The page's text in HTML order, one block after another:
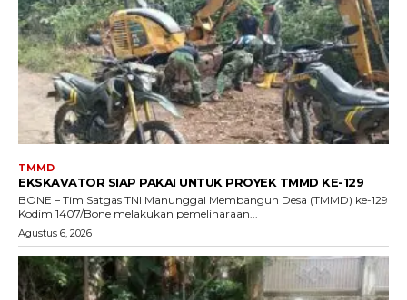
TMMD
EKSKAVATOR SIAP PAKAI UNTUK PROYEK TMMD KE-129
BONE – Tim Satgas TNI Manunggal Membangun Desa (TMMD) ke-129
Kodim 1407/Bone melakukan pemeliharaan...
Agustus 6, 2026